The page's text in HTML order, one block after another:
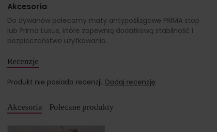
Akcesoria
Do dywanów polecamy maty antypoślizgowe PRIMA stop
lub Prima Luxus, które zapewnią dodatkową stabilność i
bezpieczeństwo użytkowania.
Recenzje
Produkt nie posiada recenzji. Dodaj recenzję
Akcesoria Polecane produkty